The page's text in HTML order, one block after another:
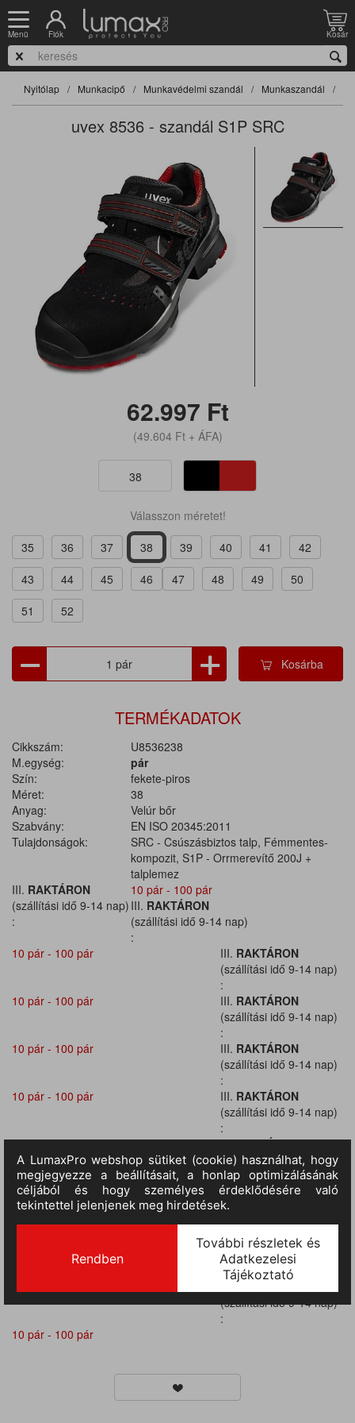
Menü Fiók Kosár
Nyitólap Munkacipő Munkavédelmi szandál Munkaszandál
uvex 8536 - szandál S1P SRC
62.997 Ft
(49.604 Ft+ ÁFA)
38
Válasszon méretet!
35
36 37 38 39 40 41
42
43
44 45 46 47 48 49
50
51
52
Kosárba
TERMÉKADATOK
Cikkszám:
U8536238
M.egység:
pár
Szín:
fekete-piros
Méret:
38
Anyag:
Velúr bőr
Szabvány:
EN ISO 20345:2011
Tulajdonságok:
SRC - Csúszásbiztos talp, Fémmentes-
kompozit, S1P - Orrmerevítő 200J +
talplemez
III. RAKTÁRON
(szállítási idő 9-14 nap)
:
10 pár - 100 pár
III. RAKTÁRON
(szállítási idő 9-14 nap)
:
10 pár - 100 pár
III. RAKTÁRON
(szállítási idő 9-14 nap)
:
10 pár - 100 pár
III. RAKTÁRON
(szállítási idő 9-14 nap)
:
10 pár - 100 pár
III. RAKTÁRON
(szállítási idő 9-14 nap)
:
10 pár - 100 pár
III. RAKTÁRON
(szállítási idő 9-14 nap)
:
10 pár - 100 pár
III.RAKTÁRON
(szállítási idő 9-14 nap)
:
10 pár - 100 pár
III.RAKTÁRON
(szállítási idő 9-14 nap)
:
III.RAKTÁRON
(szállítási idő 9-14 nap)
:
RAKTÁRON
(szállítási idő 9-14 nap)
:
10 pár - 100 pár